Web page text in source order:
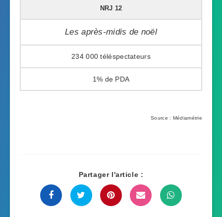
NRJ 12
Les après-midis de noël
234 000
1%
Source : Médiamétrie
Partager l'article :